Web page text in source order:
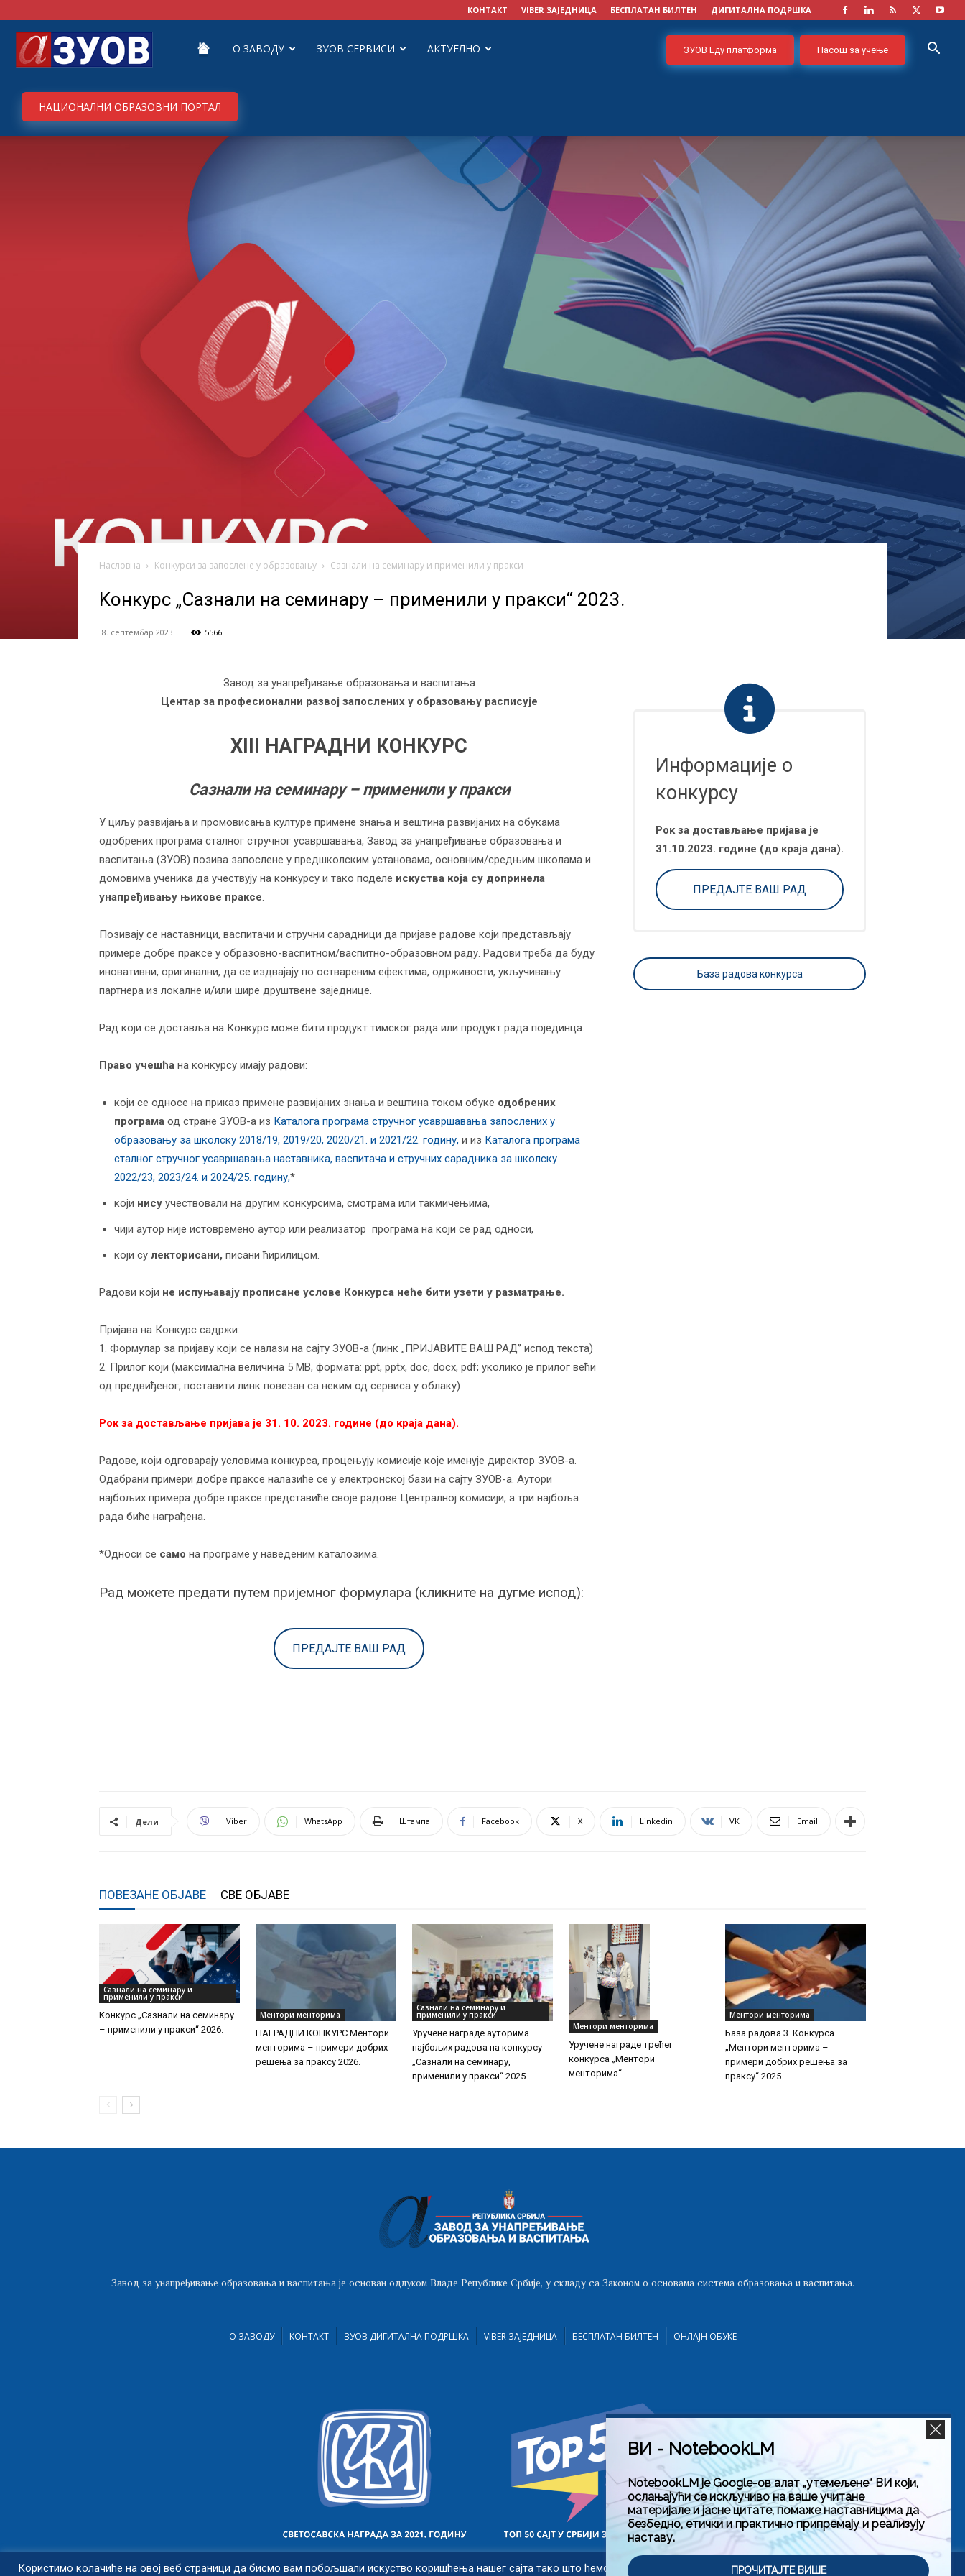
КОНТАКТ VIBER ЗАЈЕДНИЦА БЕСПЛАТАН БИЛТЕН ДИГИТАЛНА ПОДРШКА
ЗУОВ Еду платформа Пасош за учење
за
унапређивање
образовања
О ЗАВОДУ ЗУОВ СЕРВИСИ АКТУЕЛНО
НАЦИОНАЛНИ ОБРАЗОВНИ ПОРТАЛ
Насловна Конкурси за запослене у образовању Сазнали на семинару и применили у пракси
Kонкурс „Сазнали на семинару – применили у пракси“ 2023.
8. септембар 2023. 5566
Завод за унапређивање образовања и васпитања
Центар за професионални развој запослених у образовању расписује
XIII НАГРАДНИ КОНКУРС
Сазнали на семинару –применили у пракси
У циљу развијања и промовисања културе примене знања и вештина развијаних на обукама
одобрених програма сталног стручног усавршавања, Завод за унапређивање образовања и
васпитања (ЗУОВ) позива запослене у предшколским установама, основним/средњим школама и
домовима ученика да учествују на конкурсу и тако поделе искуства која су допринела
унапређивању њихове праксе.
Позивају се наставници, васпитачи и стручни сарадници да пријаве радове који представљају
примере добре праксе у образовно-васпитном/васпитно-образовном раду. Радови треба да буду
иновативни, оригинални, да се издвајају по оствареним ефектима, одрживости, укључивању
партнера из локалне и/или шире друштвене заједнице.
Рад који се доставља на Конкурс може бити продукт тимског рада или продукт рада појединца.
Право учешћа на конкурсу имају радови:
који се односе на приказ примене развијаних знања и вештина током обуке одобрених
програма од стране ЗУОВ-а из Каталога програма стручног усавршавања запослених у
образовању за школску 2018/19, 2019/20, 2020/21. и 2021/22. годину, и из Каталога програма
сталног стручног усавршавања наставника, васпитача и стручних сарадника за школску
2022/23, 2023/24. и 2024/25. годину,*
који нису учествовали на другим конкурсима, смотрама или такмичењима,
чији аутор није истовремено аутор или реализатор програма на који се рад односи,
који су лекторисани, писани ћирилицом.
Радови који не испуњавају прописане услове Конкурса неће бити узети у разматрање.
Пријава на Конкурс садржи:
1. Формулар за пријаву који се налази на сајту ЗУОВ-а (линк „ПРИЈАВИТЕ ВАШ РАД” испод текста)
2. Прилог који (максимална величина 5 MB, формата: ppt, pptx, doc, docx, pdf; уколико је прилог већи
од предвиђеног, поставити линк повезан са неким од сервиса у облаку)
Рок за достављање пријава је 31. 10. 2023. године (до краја дана).
Радове, који одговарају условима конкурса, процењују комисије које именује директор ЗУОВ-а.
Одабрани примери добре праксе налазиће се у електронској бази на сајту ЗУОВ-а. Аутори
најбољих примера добре праксе представиће своје радове Централној комисији, а три најбоља
рада биће награђена.
*Oдноси се само на програме у наведеним каталозима.
Рад можете предати путем пријемног формулара (кликните на дугме испод):
ПРЕДАЈТЕ ВАШ РАД
Информације о
конкурсу
Рок за достављање пријава је
31.10.2023. године (до краја дана).
ПРЕДАЈТЕ ВАШ РАД
База радова конкурса
Дели Viber WhatsApp Штампа Facebook X Linkedin VK Email
ПОВЕЗАНЕ ОБЈАВЕ СВЕ ОБЈАВЕ
Сазнали на семинару и
применили у пракси
Kонкурс „Сазнали на семинару
– применили у пракси“ 2026.
Ментори менторима
НАГРАДНИ КОНКУРС Ментори
менторима – примери добрих
решења за праксу 2026.
Сазнали на семинару и
применили у пракси
Уручeне награде ауторима
најбољих радова на конкурсу
„Сазнали на семинару,
применили у пракси“ 2025.
Ментори менторима
Уручене награде трећег
конкурса „Ментори
менторима“
Ментори менторима
База радова 3. Конкурса
„Ментори менторима –
примери добрих решења за
праксу“ 2025.
Завод за унапређивање образовања и васпитања је основан одлуком Владе Републике Србије, у складу са Законом о основама система образовања и васпитања.
О ЗАВОДУ КОНТАКТ ЗУОВ ДИГИТАЛНА ПОДРШКА VIBER ЗАЈЕДНИЦА БЕСПЛАТАН БИЛТЕН ОНЛАЈН ОБУКЕ
Користимо колачиће на овој веб страници да бисмо вам побољшали искуство коришћења нашег сајта тако што ћемо запамтити
ВИ - NotebookLM
NotebookLM је Google-ов алат „утемељене“ ВИ који,
ослањајући се искључиво на ваше учитане
материјале и јасне цитате, помаже наставницима да
безбедно, етички и практично припремају и реализују
наставу.
ПРОЧИТАЈТЕ ВИШЕ